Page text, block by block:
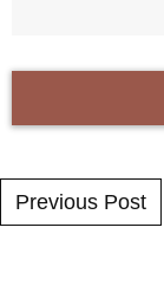
Previous Post